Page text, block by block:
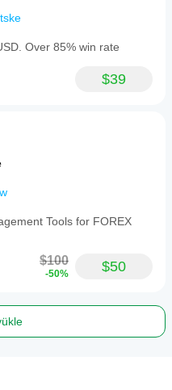
Over 85% win rate
$39
Tools for FOREX
$100
-50% $50